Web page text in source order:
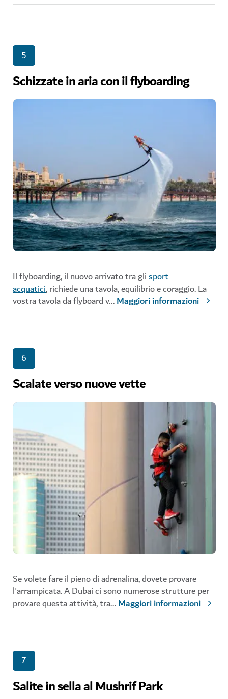
5
Schizzate in aria con il flyboarding
Il flyboarding, il nuovo arrivato tra glisport
acquatici, richiede una tavola, equilibrio e coraggio. La
vostra tavola da flyboard v...Maggiori informazioni
6
Scalate verso nuove vette
Se volete fare il pieno di adrenalina, dovete provare
l'arrampicata. A Dubai ci sono numerose strutture per
provare questa attività, tra...Maggiori informazioni
7
Salite in sella al Mushrif Park